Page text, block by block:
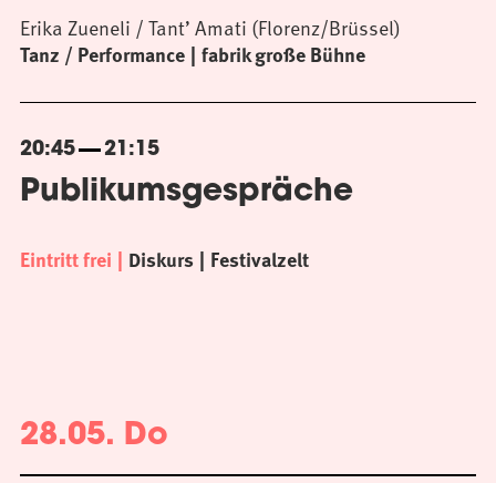
Tanz / Performance fabrik große Bühne
Erika Zueneli / Tant’ Amati (Florenz/Brüssel)
20:45 21:15
Publikumsgespräche
Eintritt frei Diskurs Festivalzelt
28.05. Do